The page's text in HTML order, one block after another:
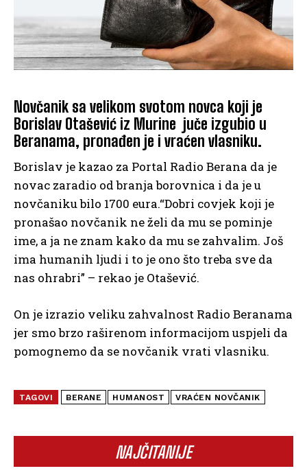
NAJČITANIJE
Novčanik sa velikom svotom novca koji je
Borislav Otašević iz Murine juče izgubio u
Beranama, pronađen je i vraćen vlasniku.
Borislav je kazao za Portal Radio Berana da je
novac zaradio od branja borovnica i da je u
novčaniku bilo 1700 eura.“Dobri covjek koji je
pronašao novčanik ne želi da mu se pominje
ime, a ja ne znam kako da mu se zahvalim. Još
ima humanih ljudi i to je ono što treba sve da
nas ohrabri” – rekao je Otašević.
On je izrazio veliku zahvalnost Radio Beranama
jer smo brzo raširenom informacijom uspjeli da
pomognemo da se novčanik vrati vlasniku.
TAGOVI BERANE HUMANOST VRAĆEN NOVČANIK